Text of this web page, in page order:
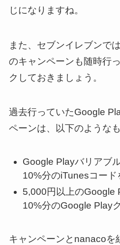
じになりますね。
また、セブンイレブンで
のキャンペーンも随時行
クしておきましょう。
過去行っていたGoogle
ペーンは、以下のような
Google Playバリアブ
10%分のiTunesコード
5,000円以上のGoogle
10%分のGoogle Play
キャンペーンとnanacoを